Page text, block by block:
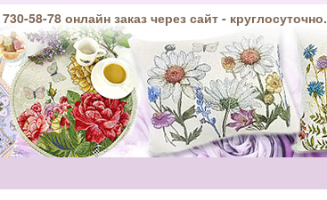
58-78 онлайн заказ через сайт - круглосуточно.